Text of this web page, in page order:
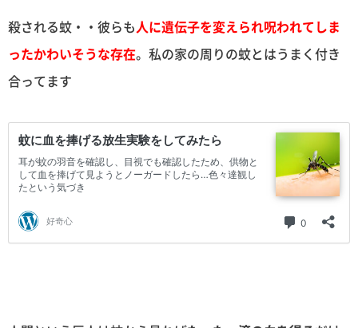
殺される蚊・・彼らも人に遺伝子を変えられ呪われてしま
ったかわいそうな存在。私の家の周りの蚊とはうまく付き
合ってます